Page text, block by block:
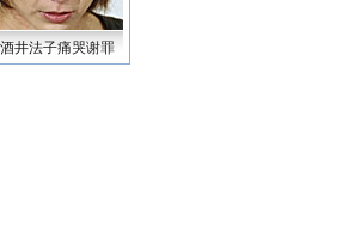
酒井法子痛哭谢罪